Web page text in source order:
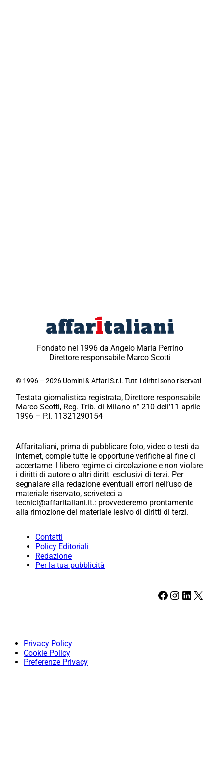
Fondato nel 1996 da Angelo Maria Perrino
Direttore responsabile Marco Scotti
© 1996 – 2026 Uomini & Affari S.r.l. Tutti i diritti sono riservati
Testata giornalistica registrata, Direttore responsabile
Marco Scotti, Reg. Trib. di Milano n° 210 dell’11 aprile
1996 – P.I. 11321290154
Affaritaliani, prima di pubblicare foto, video o testi da
internet, compie tutte le opportune verifiche al fine di
accertarne il libero regime di circolazione e non violare
i diritti di autore o altri diritti esclusivi di terzi. Per
segnalare alla redazione eventuali errori nell’uso del
materiale riservato, scriveteci a
tecnici@affaritaliani.it.: provvederemo prontamente
alla rimozione del materiale lesivo di diritti di terzi.
Contatti
Policy Editoriali
Redazione
Per la tua pubblicità
Facebook Instagram LinkedIn X
Privacy Policy
Cookie Policy
Preferenze Privacy